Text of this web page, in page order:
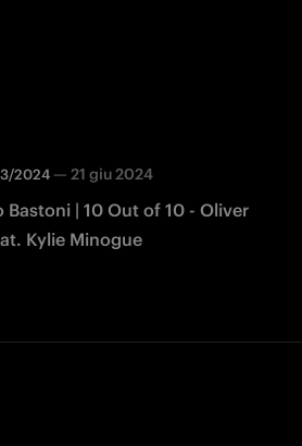
2024 —21 giu 2024
Bastoni | 10 Out of 10 - Oliver
Kylie Minogue